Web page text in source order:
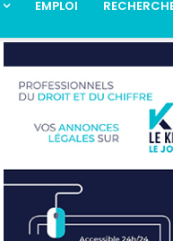
EMPLOI